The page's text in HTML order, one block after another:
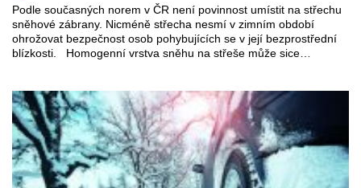
Podle současných norem v ČR není povinnost umístit na střechu
sněhové zábrany. Nicméně střecha nesmí v zimním období
ohrožovat bezpečnost osob pohybujících se v její bezprostřední
blízkosti. Homogenní vrstva sněhu na střeše může sice…